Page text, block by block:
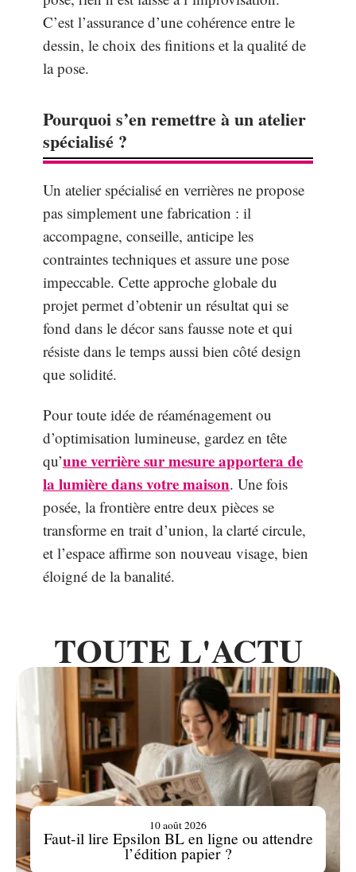
C’est l’assurance d’une cohérence entre le
dessin, le choix des finitions et la qualité de
la pose.
Pourquoi s’en remettre à un atelier
spécialisé ?
Un atelier spécialisé en verrières ne propose
pas simplement une fabrication : il
accompagne, conseille, anticipe les
contraintes techniques et assure une pose
impeccable. Cette approche globale du
projet permet d’obtenir un résultat qui se
fond dans le décor sans fausse note et qui
résiste dans le temps aussi bien côté design
que solidité.
Pour toute idée de réaménagement ou
d’optimisation lumineuse, gardez en tête
qu’une verrière sur mesure apportera de
la lumière dans votre maison. Une fois
posée, la frontière entre deux pièces se
transforme en trait d’union, la clarté circule,
et l’espace affirme son nouveau visage, bien
éloigné de la banalité.
TOUTE L'ACTU
Faut-il lire Epsilon BL en ligne ou attendre
l’édition papier ?
10 août 2026